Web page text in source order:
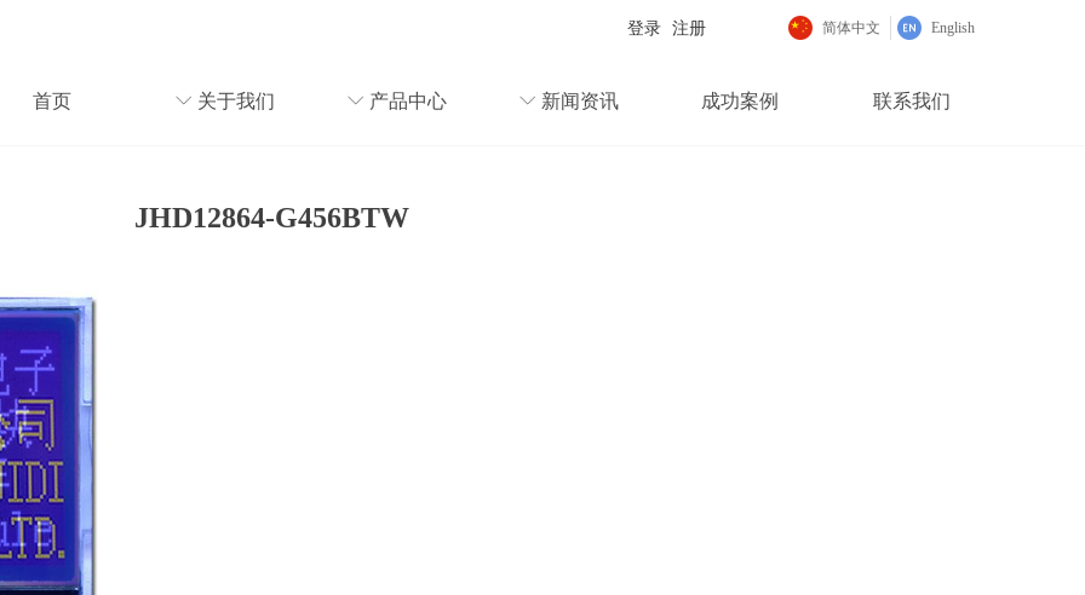
简体中文 English
登录 注册
首页 ꀅ 关于我们 ꀅ 产品中心 ꀅ 新闻资讯 成功案例 联系我们
JHD12864-G456BTW